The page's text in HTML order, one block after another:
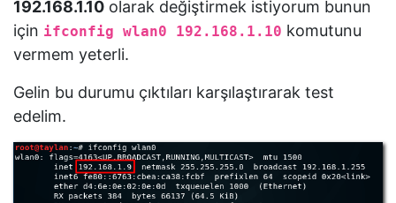
192.168.1.10 olarak değiştirmek istiyorum bunun
için ifconfig wlan0 192.168.1.10 komutunu
vermem yeterli.
Gelin bu durumu çıktıları karşılaştırarak test
edelim.